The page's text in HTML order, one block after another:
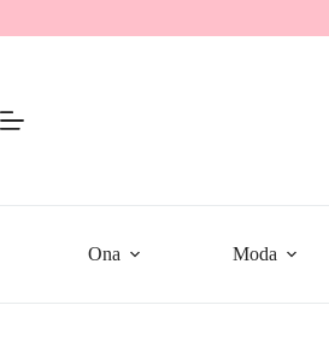
Ona Moda